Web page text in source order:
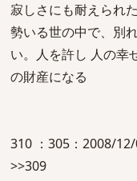
寂しさにも耐えられ
勢いる世の中で、別
い。人を許し 人の幸
の財産になる
310 ：305：2008/
>>309